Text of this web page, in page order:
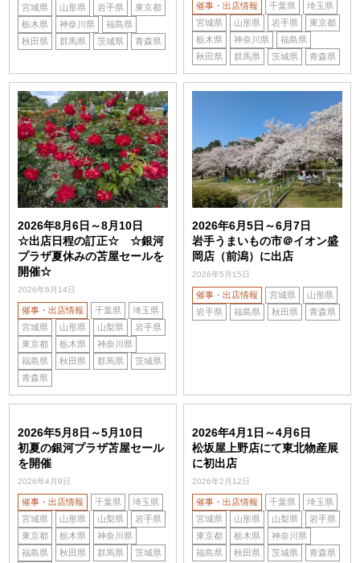
宮城県
山形県 岩手県
東京都
栃木県
神奈川県
福島県
秋田県
群馬県 茨城県 青森県
催事・出店情報 千葉県
埼玉県
宮城県
山形県 岩手県
東京都
栃木県
神奈川県
福島県
秋田県
群馬県 茨城県 青森県
2026年8月6日～8月10日
☆出店日程の訂正☆ ☆銀河
プラザ夏休みの苫屋セールを
開催☆
2026年6月14日
催事・出店情報 千葉県
埼玉県
宮城県
山形県 山梨県
岩手県
東京都
栃木県
神奈川県
福島県
秋田県 群馬県
茨城県
青森県
2026年6月5日～6月7日
岩手うまいもの市＠イオン盛
岡店（前潟）に出店
2026年5月15日
催事・出店情報 宮城県
山形県
岩手県
福島県 秋田県 青森県
2026年5月8日～5月10日
初夏の銀河プラザ苫屋セール
を開催
2026年4月9日
催事・出店情報 千葉県
埼玉県
宮城県
山形県 山梨県
岩手県
東京都
栃木県
神奈川県
福島県
秋田県 群馬県
茨城県
2026年4月1日～4月6日
松坂屋上野店にて東北物産展
に初出店
2026年2月12日
催事・出店情報 千葉県
埼玉県
宮城県
山形県 山梨県
岩手県
東京都
栃木県
神奈川県
福島県
秋田県 茨城県 青森県